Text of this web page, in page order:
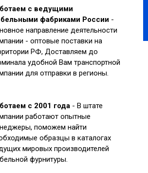
с ведущими
фабриками России -
направление деятельности
- оптовые поставки на
РФ, Доставляем до
удобной Вам транспортной
для отправки в регионы.
с 2001 года - В штате
работают опытные
поможем найти
образцы в каталогах
мировых производителей
фурнитуры.